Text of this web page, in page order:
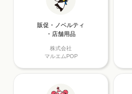
販促・ノベルティ
・店舗用品
株式会社
マルエムPOP